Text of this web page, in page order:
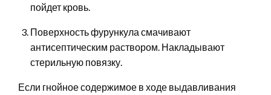
пойдет кровь.
Поверхность фурункула смачивают
антисептическим раствором. Накладывают
стерильную повязку.
Если гнойное содержимое в ходе выдавливания